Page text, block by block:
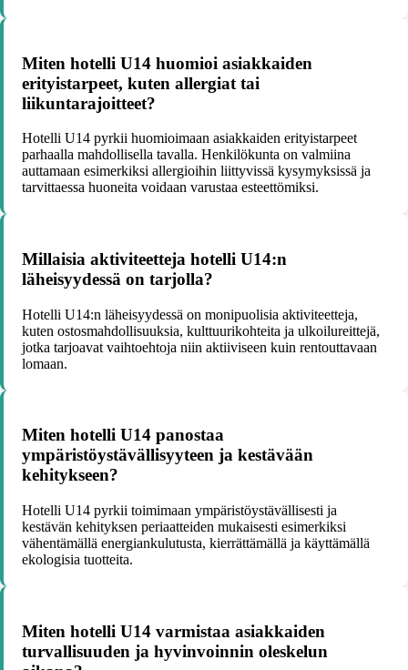
Miten hotelli U14 huomioi asiakkaiden
erityistarpeet, kuten allergiat tai
liikuntarajoitteet?
Hotelli U14 pyrkii huomioimaan asiakkaiden erityistarpeet
parhaalla mahdollisella tavalla. Henkilökunta on valmiina
auttamaan esimerkiksi allergioihin liittyvissä kysymyksissä ja
tarvittaessa huoneita voidaan varustaa esteettömiksi.
Millaisia aktiviteetteja hotelli U14:n
läheisyydessä on tarjolla?
Hotelli U14:n läheisyydessä on monipuolisia aktiviteetteja,
kuten ostosmahdollisuuksia, kulttuurikohteita ja ulkoilureittejä,
jotka tarjoavat vaihtoehtoja niin aktiiviseen kuin rentouttavaan
lomaan.
Miten hotelli U14 panostaa
ympäristöystävällisyyteen ja kestävään
kehitykseen?
Hotelli U14 pyrkii toimimaan ympäristöystävällisesti ja
kestävän kehityksen periaatteiden mukaisesti esimerkiksi
vähentämällä energiankulutusta, kierrättämällä ja käyttämällä
ekologisia tuotteita.
Miten hotelli U14 varmistaa asiakkaiden
turvallisuuden ja hyvinvoinnin oleskelun